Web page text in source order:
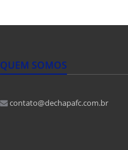
QUEM SOMOS
contato@dechapafc.com.br